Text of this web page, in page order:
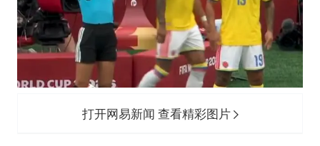
打开网易新闻 查看精彩图片